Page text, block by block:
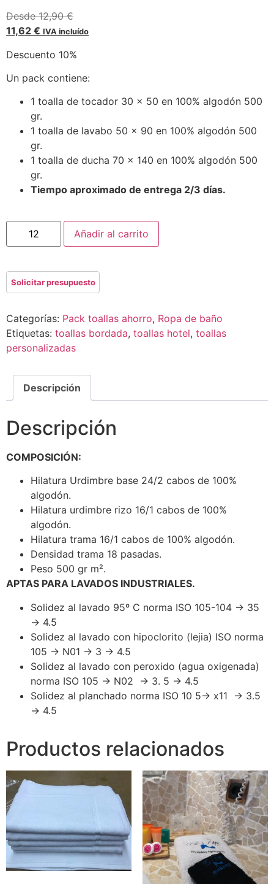
Desde12,90€
11,62 € IVA incluído
Descuento 10%
Un pack contiene:
1 toalla de tocador 30 x 50 en 100% algodón 500
gr.
1 toalla de lavabo 50 x 90 en 100% algodón 500
gr.
1 toalla de ducha 70 x 140 en 100% algodón 500
gr.
Tiempo aproximado de entrega 2/3 días.
Añadir al carrito
Categorías: Pack toallas ahorro, Ropa de baño
Etiquetas: toallas bordada, toallas hotel, toallas
personalizadas
Descripción
Descripción
COMPOSICIÓN:
Hilatura Urdimbre base 24/2 cabos de 100%
algodón.
Hilatura urdimbre rizo 16/1 cabos de 100%
algodón.
Hilatura trama 16/1 cabos de 100% algodón.
Densidad trama 18 pasadas.
Peso 500 gr m².
APTAS PARA LAVADOS INDUSTRIALES.
Solidez al lavado 95º C norma ISO 105-104 → 35
→ 4.5
Solidez al lavado con hipoclorito (lejia) ISO norma
105 → N01 → 3 → 4.5
Solidez al lavado con peroxido (agua oxigenada)
norma ISO 105 → N02 → 3. 5 → 4.5
Solidez al planchado norma ISO 10 5→ x11 → 3.5
→ 4.5
Productos relacionados